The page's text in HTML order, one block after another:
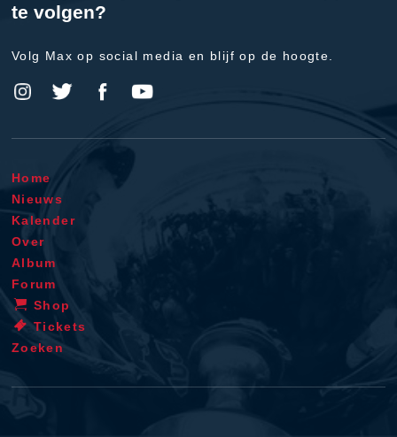
te volgen?
Volg Max op social media en blijf op de hoogte.
Home
Nieuws
Kalender
Over
Album
Forum
Shop
Tickets
Zoeken